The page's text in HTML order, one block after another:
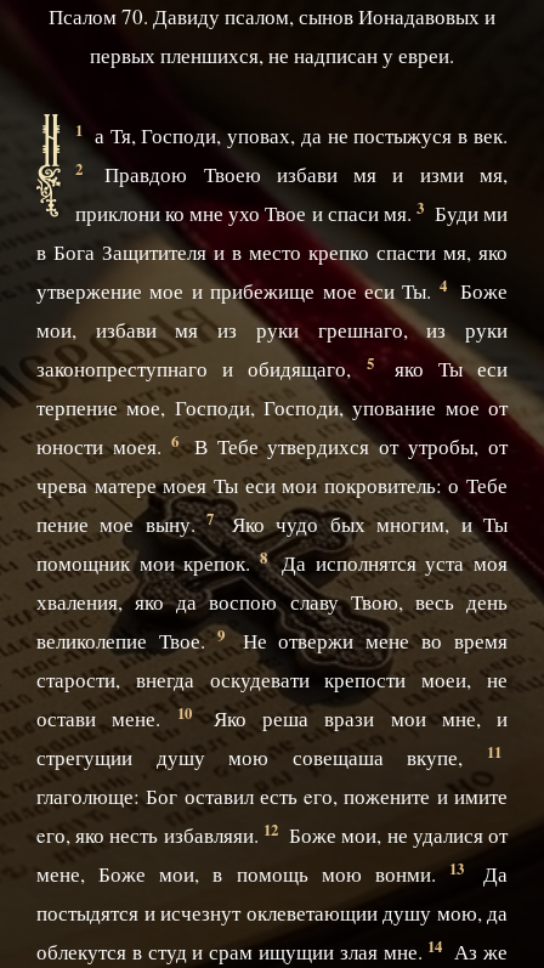
Псалом 70. Давиду псалом, сынов Ионадавовых и
первых пленшихся, не надписан у евреи.
1
Н а Тя, Господи, уповах, да не постыжуся в век.
2
Правдою Твоею избави мя и изми мя,
приклони ко мне ухо Твое и спаси мя. 3 Буди ми
в Бога Защитителя и в место крепко спасти мя, яко
утвержение мое и прибежище мое еси Ты. 4
Боже
мои, избави мя из руки грешнаго, из руки
законопреступнаго и обидящаго, 5 яко Ты еси
терпение мое, Господи, Господи, упование мое от
юности моея. 6 В Тебе утвердихся от утробы, от
чрева матере моея Ты еси мои покровитель: о Тебе
пение мое выну.7 Яко чудо бых многим, и Ты
помощник мои крепок.8 Да исполнятся уста моя
хваления, яко да воспою славу Твою, весь день
великолепие Твое.9 Не отвержи мене во время
старости, внегда оскудевати крепости моеи, не
остави мене. 10 Яко реша врази мои мне, и
стрегущии душу мою совещаша вкупе,
11
глаголюще: Бог оставил есть eго, пожените и имите
eго, яко несть избавляяи. 12 Боже мои, не удалися от
мене, Боже мои, в помощь мою вонми.
13
Да
постыдятся и исчезнут оклеветающии душу мою, да
облекутся в студ и срам ищущии злая мне. 14 Аз же